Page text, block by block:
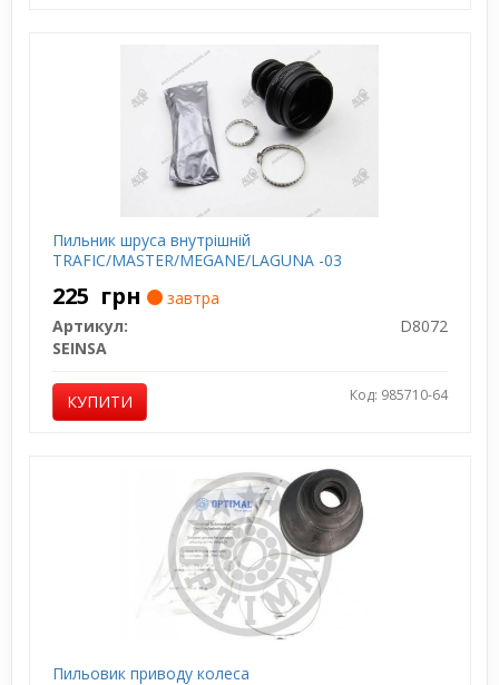
Пильник шруса внутрішній
TRAFIC/MASTER/MEGANE/LAGUNA -03
225 грн
завтра
Артикул:
D8072
SEINSA
КУПИТИ Код: 985710-64
Пильовик приводу колеса